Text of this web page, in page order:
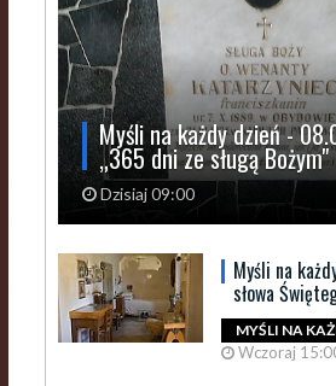
Myśli na każdy dzień -
„365 dni ze sługą Bożym"
Dzisiaj 09:00
Myśli na
słowa
MYŚLI NA
Wczoraj